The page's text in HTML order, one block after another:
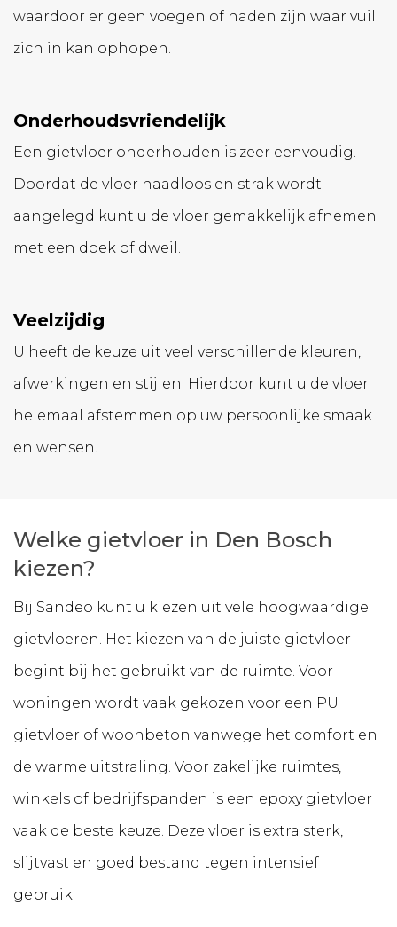
waardoor er geen voegen of naden zijn waar vuil
zich in kan ophopen.
Onderhoudsvriendelijk
Een gietvloer onderhouden is zeer eenvoudig.
Doordat de vloer naadloos en strak wordt
aangelegd kunt u de vloer gemakkelijk afnemen
met een doek of dweil.
Veelzijdig
U heeft de keuze uit veel verschillende kleuren,
afwerkingen en stijlen. Hierdoor kunt u de vloer
helemaal afstemmen op uw persoonlijke smaak
en wensen.
Welke gietvloer in Den Bosch
kiezen?
Bij Sandeo kunt u kiezen uit vele hoogwaardige
gietvloeren. Het kiezen van de juiste gietvloer
begint bij het gebruikt van de ruimte. Voor
woningen wordt vaak gekozen voor een PU
gietvloer of woonbeton vanwege het comfort en
de warme uitstraling. Voor zakelijke ruimtes,
winkels of bedrijfspanden is een epoxy gietvloer
vaak de beste keuze. Deze vloer is extra sterk,
slijtvast en goed bestand tegen intensief
gebruik.